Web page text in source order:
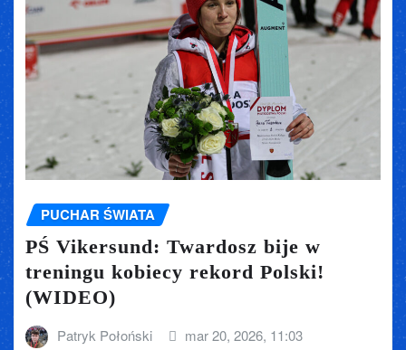
PUCHAR ŚWIATA
PŚ Vikersund: Twardosz bije w
treningu kobiecy rekord Polski!
(WIDEO)
Patryk Połoński mar 20, 2026, 11:03